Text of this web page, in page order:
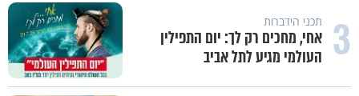
3 תכני הידברות
אחי, מחכים רק לך: יום התפילין
העולמי מגיע לתל אביב